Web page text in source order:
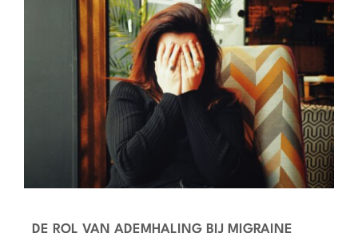
DE ROL VAN ADEMHALING BIJ MIGRAINE